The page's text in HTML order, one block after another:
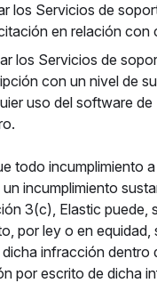
los Servicios de
en relación con
los Servicios de
con un nivel de
uso del software
todo incumplimiento
incumplimiento
3(c), Elastic puede,
por ley o en
infracción dentro
por escrito de dicha